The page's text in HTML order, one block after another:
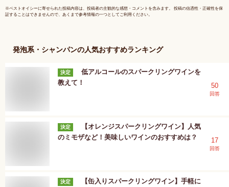
ー】
※ベストオイシーに寄せられた投稿内容は、投稿者の主観的な感想・コメントを含みます。 投稿の信憑性・正確性を保
証することはできませんので、あくまで参考情報の一つとしてご利用ください。
発泡系・シャンパンの人気おすすめランキング
決定
低アルコールのスパークリングワインを
教えて！
50
回答
決定
【オレンジスパークリングワイン】人気
のミモザなど！美味しいワインのおすすめは？
17
回答
決定
【缶入りスパークリングワイン】手軽に